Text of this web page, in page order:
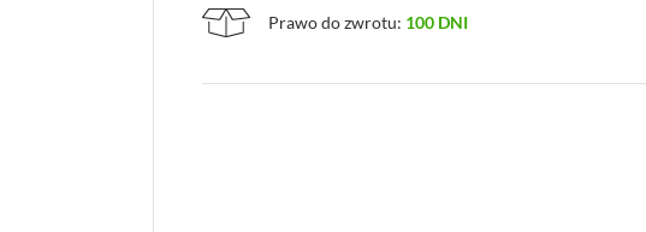
Prawo do zwrotu: 100 DNI